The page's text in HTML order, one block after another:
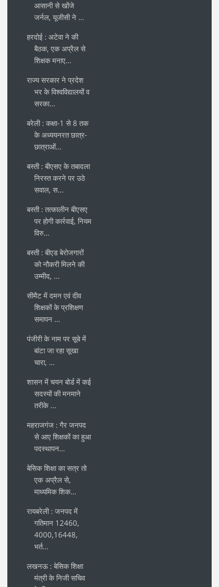
आसानी से खोंजे
जर्नल, यूजीसी ने ...
हरदोई : अटेवा ने की
बैठक, एक अप्रैल से
शिक्षक मनाए...
राज्य सरकार ने प्रदेश
भर के विश्वविद्यालयों व
सरका...
बरेली : कक्षा-1 से 8 तक
के अध्ययनरत छात्र-
छात्राओं...
बस्ती : बीएसए के तबादला
निरस्त करने पर उठे
सवाल, स...
बस्ती : तत्कालीन बीएसए
पर होगी कार्रवाई, नियम
विरु...
बस्ती : बीएड बेरोजगारों
को नौकरी मिलने की
उम्मीद, ...
सीमैट में दमन एवं दीव
शिक्षकों के प्रशिक्षण
समापन ...
पंजीरी के नाम पर सूबे में
बांटा जा रहा सूखा
चारा, ...
शासन में चयन बोर्ड में कई
सदस्यों की मनमाने
तरीके ...
महराजगंज : गैर जनपद
से आए शिक्षकों का हुआ
पदस्थापन...
बेसिक शिक्षा का सत्र तो
एक अप्रैल से,
माध्यमिक शिक...
रायबरेली : जनपद में
गतिमान 12460,
4000,16448,
भर्त...
लखनऊ : बेसिक शिक्षा
मंत्री के निजी सचिव